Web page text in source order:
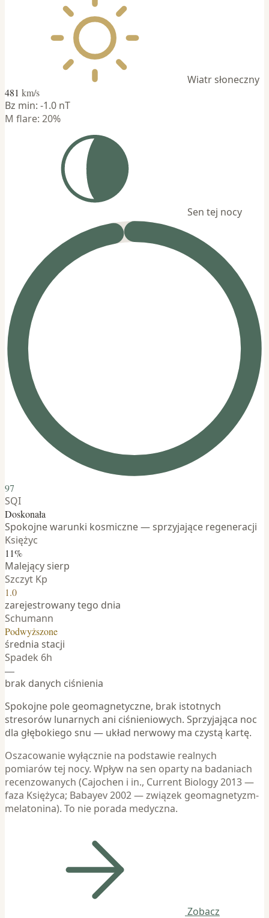
Wiatr słoneczny
481 km/s
Bz min: -1.0 nT
M flare: 20%
Sen tej nocy
97
SQI
Doskonała
Spokojne warunki kosmiczne — sprzyjające regeneracji
Księżyc
11%
Malejący sierp
Szczyt Kp
1.0
zarejestrowany tego dnia
Schumann
Podwyższone
średnia stacji
Spadek 6h
—
brak danych ciśnienia
Spokojne pole geomagnetyczne, brak istotnych
stresorów lunarnych ani ciśnieniowych. Sprzyjająca noc
dla głębokiego snu — układ nerwowy ma czystą kartę.
Oszacowanie wyłącznie na podstawie realnych
pomiarów tej nocy. Wpływ na sen oparty na badaniach
recenzowanych (Cajochen i in., Current Biology 2013 —
faza Księżyca; Babayev 2002 — związek geomagnetyzm-
melatonina). To nie porada medyczna.
Zobacz